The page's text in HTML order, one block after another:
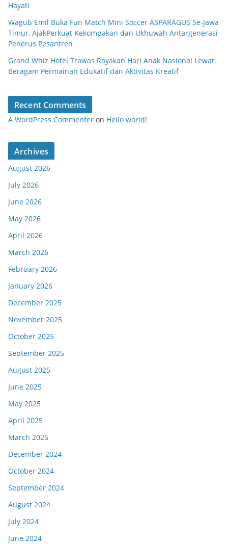
Hayati
Wagub Emil Buka Fun Match Mini Soccer ASPARAGUS Se-Jawa
Timur, AjakPerkuat Kekompakan dan Ukhuwah Antargenerasi
Penerus Pesantren
Grand Whiz Hotel Trawas Rayakan Hari Anak Nasional Lewat
Beragam Permainan Edukatif dan Aktivitas Kreatif
Recent Comments
A WordPress Commenter on Hello world!
Archives
August 2026
July 2026
June 2026
May 2026
April 2026
March 2026
February 2026
January 2026
December 2025
November 2025
October 2025
September 2025
August 2025
June 2025
May 2025
April 2025
March 2025
December 2024
October 2024
September 2024
August 2024
July 2024
June 2024